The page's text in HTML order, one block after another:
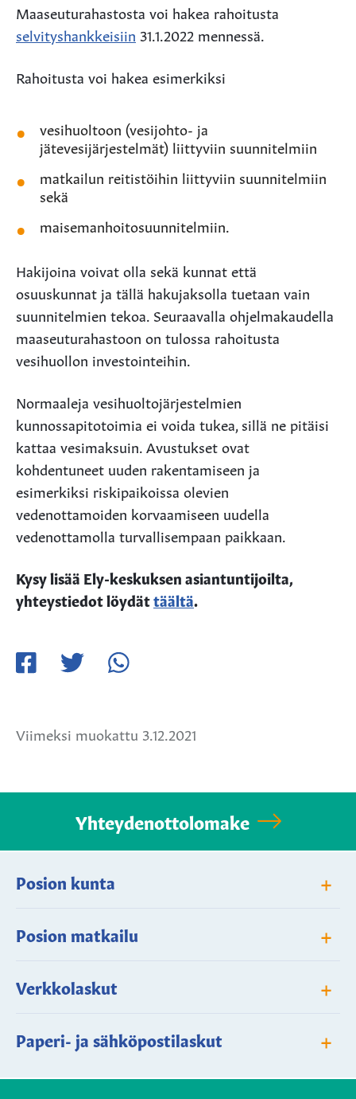
Maaseuturahastosta voi hakea rahoitusta
selvityshankkeisiin 31.1.2022 mennessä.
Rahoitusta voi hakea esimerkiksi
vesihuoltoon (vesijohto- ja
jätevesijärjestelmät) liittyviin suunnitelmiin
matkailun reitistöihin liittyviin suunnitelmiin
sekä
maisemanhoitosuunnitelmiin.
Hakijoina voivat olla sekä kunnat että
osuuskunnat ja tällä hakujaksolla tuetaan vain
suunnitelmien tekoa. Seuraavalla ohjelmakaudella
maaseuturahastoon on tulossa rahoitusta
vesihuollon investointeihin.
Normaaleja vesihuoltojärjestelmien
kunnossapitotoimia ei voida tukea, sillä ne pitäisi
kattaa vesimaksuin. Avustukset ovat
kohdentuneet uuden rakentamiseen ja
esimerkiksi riskipaikoissa olevien
vedenottamoiden korvaamiseen uudella
vedenottamolla turvallisempaan paikkaan.
Kysy lisää Ely-keskuksen asiantuntijoilta,
yhteystiedot löydättäältä.
Viimeksi muokattu 3.12.2021
Yhteydenottolomake
Posion kunta +
Posion matkailu +
Verkkolaskut +
Paperi- ja sähköpostilaskut +